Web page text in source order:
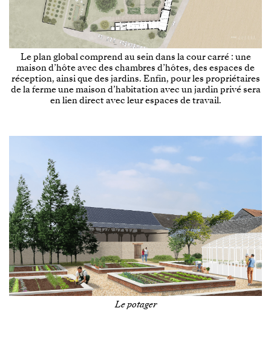
Le plan global comprend au sein dans la cour carré : une
maison d’hôte avec des chambres d’hôtes, des espaces de
réception, ainsi que des jardins. Enfin, pour les propriétaires
de la ferme une maison d’habitation avec un jardin privé sera
en lien direct avec leur espaces de travail.
Le potager